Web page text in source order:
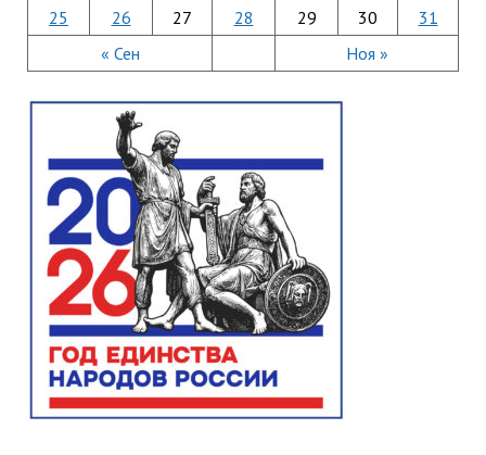
« Сен Ноя »
25
26 27 28 29 30 31